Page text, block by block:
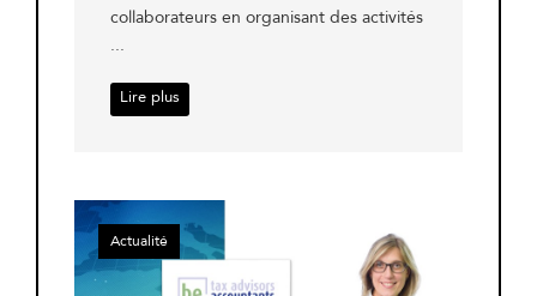
collaborateurs en organisant des activités
...
Lire plus
Actualité